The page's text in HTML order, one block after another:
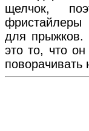
щелчок,
для прыжков.
это то, что